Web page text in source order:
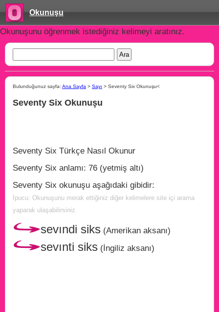
Okunuşu
Okunuşunu öğrenmek istediğiniz kelimeyi aratınız.
Bulunduğunuz sayfa: Ana Sayfa > Sayı > Seventy Six Okunuşu<
Seventy Six Okunuşu
Seventy Six Türkçe Nasıl Okunur
Seventy Six anlamı: 76 (yetmiş altı)
Seventy Six okunuşu aşağıdaki gibidir:
İpucu: Okunuşunu merak ettiğiniz diğer kelimelere site içi arama
yaparak ulaşabilirsiniz.
sevındi siks (Amerikan aksanı)
sevınti siks (İngiliz aksanı)